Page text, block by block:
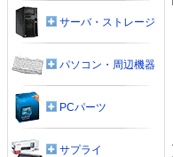
サーバ・ストレージ
パソコン・周辺機器
PCパーツ
サプライ